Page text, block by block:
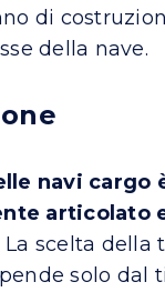
di
della nave.
navi cargo
articolato
La scelta della
solo dal